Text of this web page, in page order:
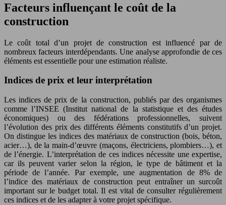
Facteurs influençant le coût de la
construction
Le coût total d’un projet de construction est influencé par de
nombreux facteurs interdépendants. Une analyse approfondie de ces
éléments est essentielle pour une estimation réaliste.
Indices de prix et leur interprétation
Les indices de prix de la construction, publiés par des organismes
comme l’INSEE (Institut national de la statistique et des études
économiques) ou des fédérations professionnelles, suivent
l’évolution des prix des différents éléments constitutifs d’un projet.
On distingue les indices des matériaux de construction (bois, béton,
acier…), de la main-d’œuvre (maçons, électriciens, plombiers…), et
de l’énergie. L’interprétation de ces indices nécessite une expertise,
car ils peuvent varier selon la région, le type de bâtiment et la
période de l’année. Par exemple, une augmentation de 8% de
l’indice des matériaux de construction peut entraîner un surcoût
important sur le budget total. Il est vital de consulter régulièrement
ces indices et de les adapter à votre projet spécifique.